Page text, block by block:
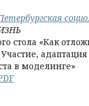
стола «Как
в моделинге»